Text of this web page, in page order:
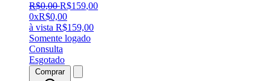
R$0,00 R$159,00
0xR$0,00
à vista R$159,00
Somente logado
Consulta
Esgotado
Comprar